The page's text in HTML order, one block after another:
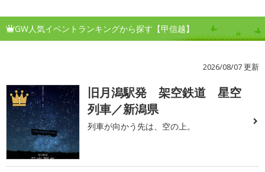
GW人気イベントランキングから探す【甲信越】
2026/08/07 更新
1
旧月潟駅発 架空鉄道 星空
列車／新潟県
列車が向かう先は、空の上。